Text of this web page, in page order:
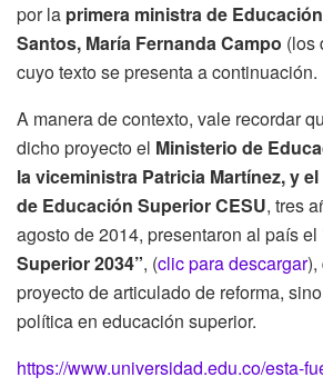
por la primera ministra de
Santos, María Fernanda Campo (los
cuyo texto se presenta a continuación.
A manera de contexto, vale recordar
dicho proyecto el Ministerio de
la viceministra Patricia Martínez, y
de Educación Superior CESU, tres
agosto de 2014, presentaron al país el
Superior 2034”, (clic para descargar),
proyecto de articulado de reforma,
política en educación superior.
https://www.universidad.edu.co/esta-